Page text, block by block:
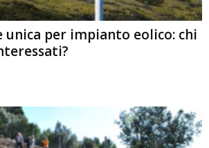
unica per impianto eolico: chi